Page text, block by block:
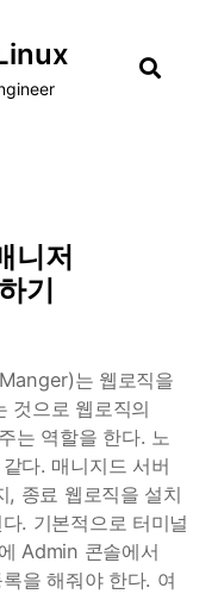
니저
기
는 웹로직을
것으로 웹로직의
는 역할을 한다. 노
다. 매니지드 서버
, 종료 웹로직을 설치
. 기본적으로 터미널
Admin 콘솔에서
을 해줘야 한다. 여